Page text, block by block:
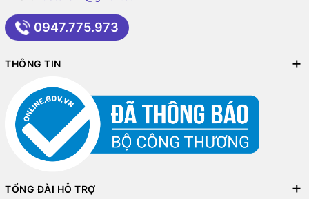
0947.775.973
THÔNG TIN
TỔNG ĐÀI HỖ TRỢ